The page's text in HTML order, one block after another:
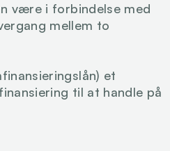
være i forbindelse med
mellem to
et
til at handle på